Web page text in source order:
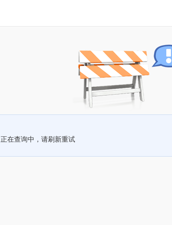
正在查询中，请刷新重试